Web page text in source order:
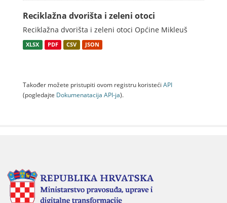
Reciklažna dvorišta i zeleni otoci
Reciklažna dvorišta i zeleni otoci Općine Mikleuš
XLSX PDF CSV JSON
Također možete pristupiti ovom registru koristeći API
(pogledajte Dokumenаtаcijа API-jа).